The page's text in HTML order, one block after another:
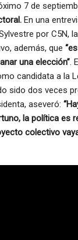
7 de
En una
por C5N, la
además, que
una elección”.
candidata a la
sido dos veces
aseveró:
la política es
colectivo